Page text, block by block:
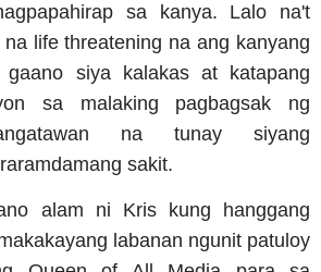
sa kanya. Lalo na't
life threatening na ang kanyang
siya kalakas at katapang
sa malaking pagbagsak ng
na tunay siyang
sakit.
alam ni Kris kung hanggang
labanan ngunit patuloy